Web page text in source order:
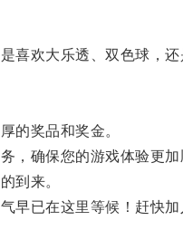
欢大乐透、双色球，还
的奖品和奖金。
确保您的游戏体验更加
到来。
已在这里等候！赶快加